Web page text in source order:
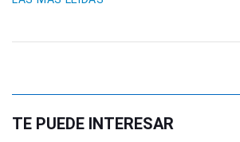
TE PUEDE INTERESAR